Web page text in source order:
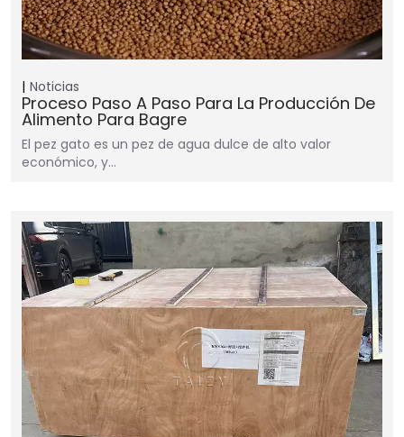
Noticias
Proceso Paso A Paso Para La Producción De
Alimento Para Bagre
El pez gato es un pez de agua dulce de alto valor
económico, y…